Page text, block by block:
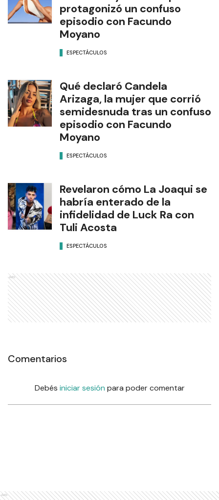
protagonizó un confuso
episodio con Facundo
Moyano
ESPECTÁCULOS
Qué declaró Candela
Arizaga, la mujer que corrió
semidesnuda tras un confuso
episodio con Facundo
Moyano
ESPECTÁCULOS
Revelaron cómo La Joaqui se
habría enterado de la
infidelidad de Luck Ra con
Tuli Acosta
ESPECTÁCULOS
Ads
Comentarios
Debés iniciar sesión para poder comentar
Ads